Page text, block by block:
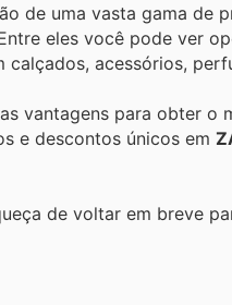
de uma vasta gama de
eles você pode ver
acessórios,
vantagens para obter o
e descontos únicos em
de voltar em breve